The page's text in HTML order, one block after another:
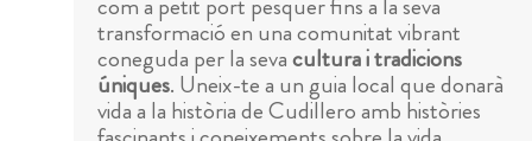
transformació en una comunitat vibrant
coneguda per la sevacultura i tradicions
úniques. Uneix-te a un guia local que donarà
vida a la història de Cudillero amb històries